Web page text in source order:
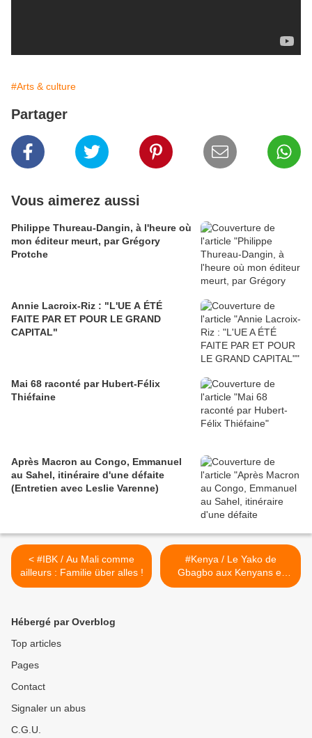
#Arts & culture
Partager
Vous aimerez aussi
Philippe Thureau-Dangin, à l'heure où
mon éditeur meurt, par Grégory
Protche
Annie Lacroix-Riz : "L'UE A ÉTÉ
FAITE PAR ET POUR LE GRAND
CAPITAL"
Mai 68 raconté par Hubert-Félix
Thiéfaine
Après Macron au Congo, Emmanuel
au Sahel, itinéraire d'une défaite
(Entretien avec Leslie Varenne)
< #IBK / Au Mali comme
ailleurs : Familie über alles !
#Kenya / Le Yako de
Gbagbo aux Kenyans et
son soutien au Cameroun,
Hébergé par Overblog
Top articles
Pages
Contact
Signaler un abus
C.G.U.